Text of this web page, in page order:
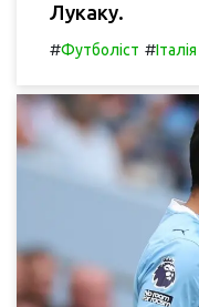
Лукаку.
#Футболіст #Італія